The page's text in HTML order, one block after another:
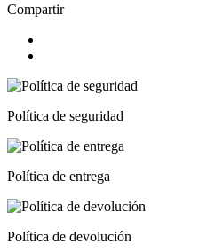
Compartir
Política de seguridad
Política de entrega
Política de devolución